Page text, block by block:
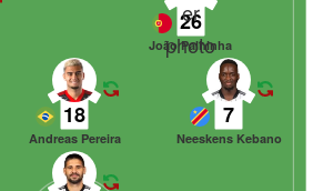
26
João Palhinha
7
Neeskens Kebano
18
Andreas Pereira